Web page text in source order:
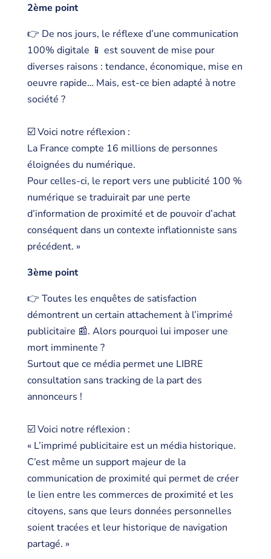
2ème point
👉 De nos jours, le réflexe d’une communication
100% digitale 📱 est souvent de mise pour
diverses raisons : tendance, économique, mise en
oeuvre rapide… Mais, est-ce bien adapté à notre
société ?
☑️ Voici notre réflexion :
La France compte 16 millions de personnes
éloignées du numérique.
Pour celles-ci, le report vers une publicité 100 %
numérique se traduirait par une perte
d’information de proximité et de pouvoir d’achat
conséquent dans un contexte inflationniste sans
précédent. »
3ème point
👉 Toutes les enquêtes de satisfaction
démontrent un certain attachement à l’imprimé
publicitaire 📰. Alors pourquoi lui imposer une
mort imminente ?
Surtout que ce média permet une LIBRE
consultation sans tracking de la part des
annonceurs !
☑️ Voici notre réflexion :
« L’imprimé publicitaire est un média historique.
C’est même un support majeur de la
communication de proximité qui permet de créer
le lien entre les commerces de proximité et les
citoyens, sans que leurs données personnelles
soient tracées et leur historique de navigation
partagé. »